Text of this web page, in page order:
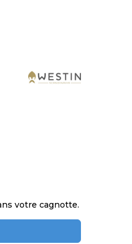
votre cagnotte.